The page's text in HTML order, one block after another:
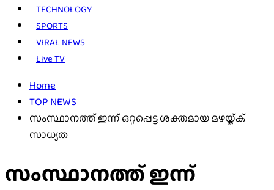
TECHNOLOGY
SPORTS
VIRAL NEWS
Live TV
Home
TOP NEWS
സംസ്ഥാനത്ത് ഇന്ന് ഒറ്റപ്പെട്ട ശക്തമായ മഴയ്ക്ക്
സാധ്യത
സംസ്ഥാനത്ത് ഇന്ന്